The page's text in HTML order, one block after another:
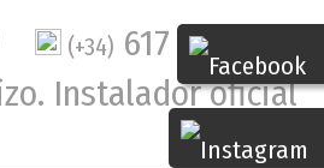
(+34) 617 44 35 07